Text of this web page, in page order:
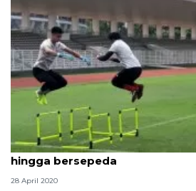
Nadeo Argawinata ngabuburit
hingga bersepeda
28 April 2020